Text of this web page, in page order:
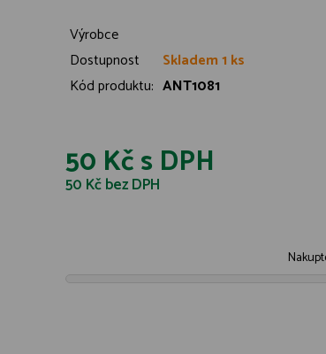
Výrobce
Dostupnost
Skladem 1 ks
Kód produktu: ANT1081
50 Kčs DPH
50 Kčbez DPH